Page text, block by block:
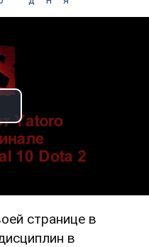
Video
странице в
в